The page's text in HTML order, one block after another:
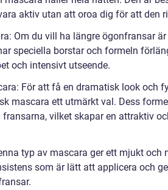
aktiv utan att oroa dig för att den
Om du vill ha längre ögonfransar
speciella borstar och formeln
och intensivt utseende.
För att få en dramatisk look och
mascara ett utmärkt val. Dess
vilket skapar en attraktiv
typ av mascara ger ett mjukt och
som är lätt att applicera och